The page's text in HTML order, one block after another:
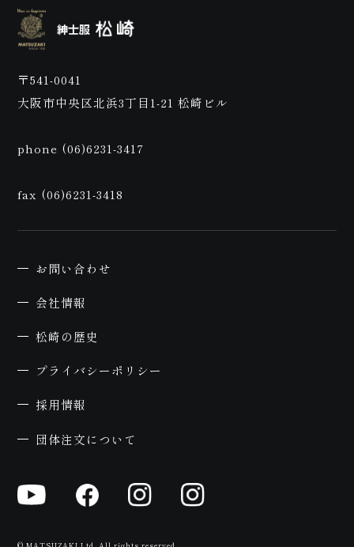
店予
約
〒541-0041
大阪市中央区北浜3丁目1-21 松崎ビル
phone (06)6231-3417
fax (06)6231-3418
お問い合わせ
会社情報
松崎の歴史
プライバシーポリシー
採用情報
団体注文について